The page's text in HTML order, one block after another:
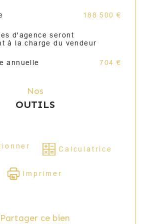
moments de détente.
maison dispose d’une pompe
qualité et d’une bonne
énergétique
et exploitable
pour les acquéreurs à la
à prévoir
188 500 €
d'agence seront
à la charge du vendeur
annuelle 704 €
Nos
OUTILS
Calculatrice
Imprimer
Partager ce bien